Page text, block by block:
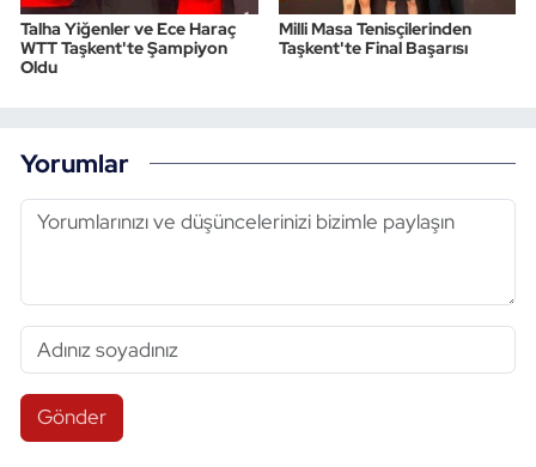
Talha Yiğenler ve Ece Haraç
WTT Taşkent'te Şampiyon
Oldu
Milli Masa Tenisçilerinden
Taşkent'te Final Başarısı
Yorumlar
Gönder